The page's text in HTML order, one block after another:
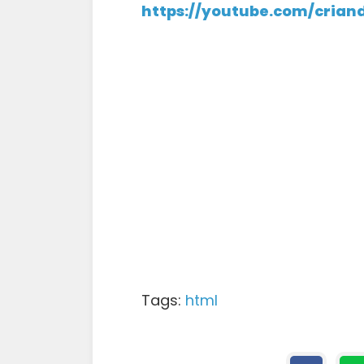
https://youtube.com/
Tags: html